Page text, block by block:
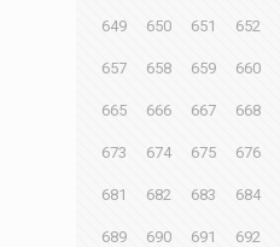
649 650 651 652
657 658 659 660
665 666 667 668
673 674 675 676
681 682 683 684
689 690 691 692